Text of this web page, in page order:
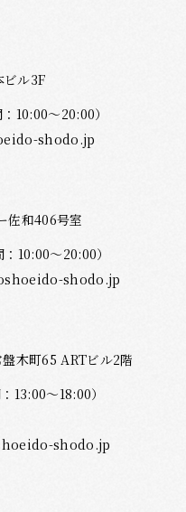
ビル3F
：10:00～20:00）
shodo.jp
佐和406号室
：10:00～20:00）
shodo.jp
木町65 ARTビル2階
13:00～18:00）
shodo.jp